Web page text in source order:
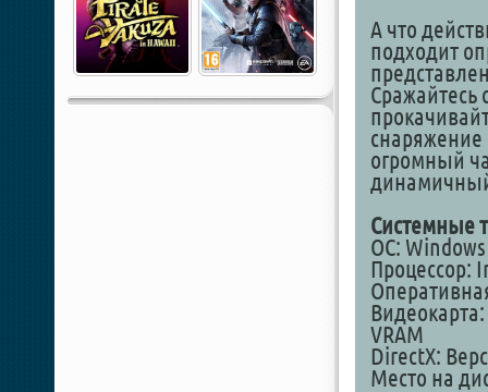
А что
подходит
Сражайтесь
снаряжение
огромный
Системные
ОС: Windows
Процессор:
VRAM
DirectX:
Место на